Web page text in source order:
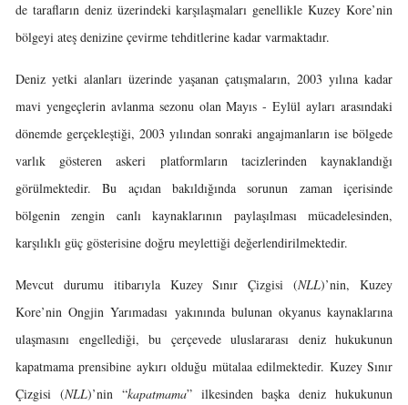
de tarafların deniz üzerindeki karşılaşmaları genellikle Kuzey Kore’nin
bölgeyi ateş denizine çevirme tehditlerine kadar varmaktadır.
Deniz yetki alanları üzerinde yaşanan çatışmaların, 2003 yılına kadar
mavi yengeçlerin avlanma sezonu olan Mayıs - Eylül ayları arasındaki
dönemde gerçekleştiği, 2003 yılından sonraki angajmanların ise bölgede
varlık gösteren askeri platformların tacizlerinden kaynaklandığı
görülmektedir. Bu açıdan bakıldığında sorunun zaman içerisinde
bölgenin zengin canlı kaynaklarının paylaşılması mücadelesinden,
karşılıklı güç gösterisine doğru meylettiği değerlendirilmektedir.
Mevcut durumu itibarıyla Kuzey Sınır Çizgisi (NLL)’nin, Kuzey
Kore’nin Ongjin Yarımadası yakınında bulunan okyanus kaynaklarına
ulaşmasını engellediği, bu çerçevede uluslararası deniz hukukunun
kapatmama prensibine aykırı olduğu mütalaa edilmektedir. Kuzey Sınır
Çizgisi (NLL)’nin “kapatmama” ilkesinden başka deniz hukukunun